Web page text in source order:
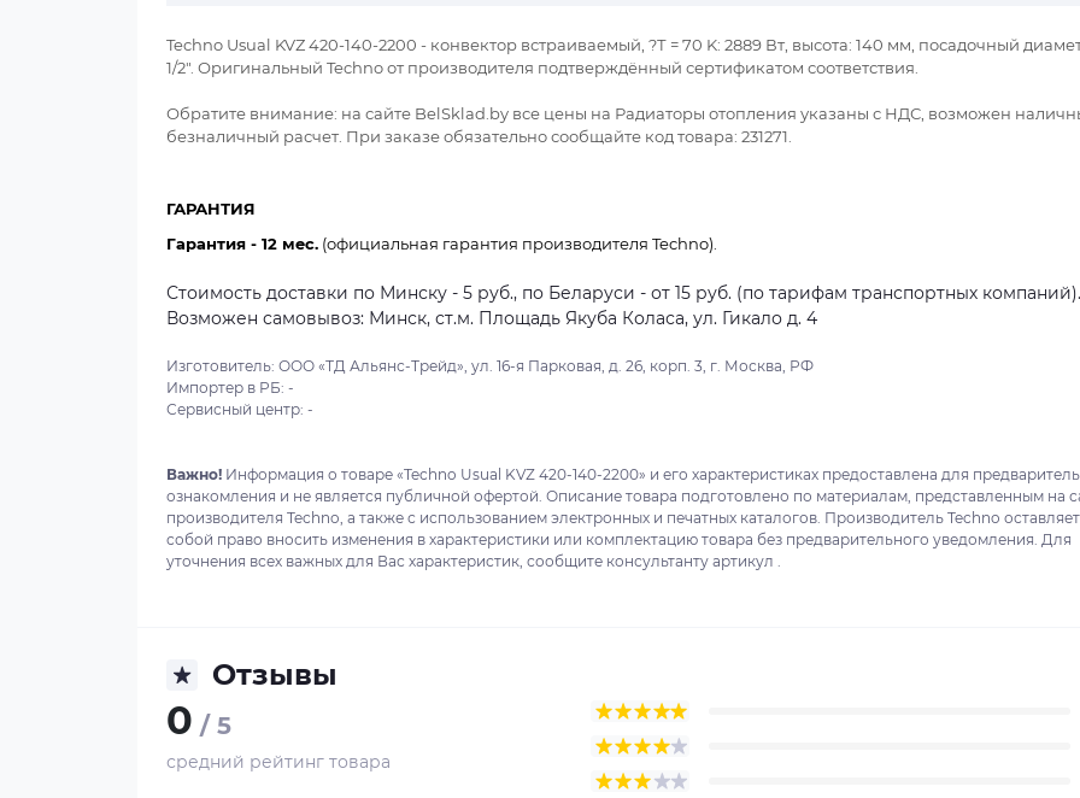
Techno Usual KVZ 420-140-2200 - конвектор встраиваемый, ?Т = 70 K: 2889 Вт, высота: 140 мм, посадочный
1/2". Оригинальный Techno от производителя подтверждённый сертификатом соответствия.
Обратите внимание: на сайте BelSklad.by все цены на Радиаторы отопления указаны с НДС, возможен
безналичный расчет. При заказе обязательно сообщайте код товара: 231271.
ГАРАНТИЯ
Гарантия - 12 мес. (официальная гарантия производителя Techno).
Стоимость доставки по Минску - 5 руб., по Беларуси - от 15 руб. (по тарифам транспортных компаний).
Возможен самовывоз: Минск, ст.м. Площадь Якуба Коласа, ул. Гикало д. 4
Изготовитель: ООО «ТД Альянс-Трейд», ул. 16-я Парковая, д. 26, корп. 3, г. Москва, РФ
Импортер в РБ: -
Сервисный центр: -
Важно! Информация о товаре «Techno Usual KVZ 420-140-2200» и его характеристиках предоставлена для
ознакомления и не является публичной офертой. Описание товара подготовлено по материалам, представленным на
производителя Techno, а также с использованием электронных и печатных каталогов. Производитель Techno оставляет
собой право вносить изменения в характеристики или комплектацию товара без предварительного уведомления. Для
уточнения всех важных для Вас характеристик, сообщите консультанту артикул .
Отзывы
0 / 5
средний рейтинг товара